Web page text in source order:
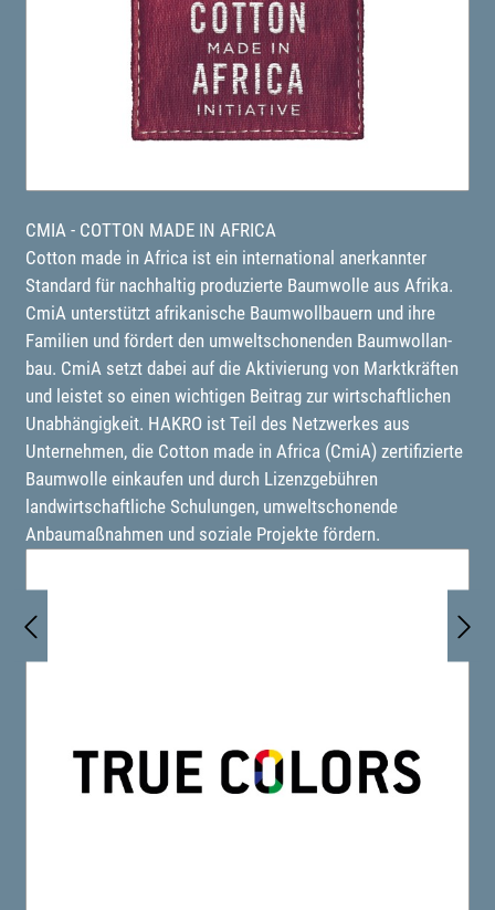
CMIA - COTTON MADE IN AFRICA
Cotton made in Africa ist ein international anerkannter
Standard für nachhaltig produzierte Baumwolle aus Afrika.
CmiA unterstützt afrikanische Baumwollbauern und ihre
Familien und fördert den umweltschonenden Baumwollan-
bau. CmiA setzt dabei auf die Aktivierung von Marktkräften
und leistet so einen wichtigen Beitrag zur wirtschaftlichen
Unabhängigkeit. HAKRO ist Teil des Netzwerkes aus
Unternehmen, die Cotton made in Africa (CmiA) zertifizierte
Baumwolle einkaufen und durch Lizenzgebühren
landwirtschaftliche Schulungen, umweltschonende
Anbaumaßnahmen und soziale Projekte fördern.